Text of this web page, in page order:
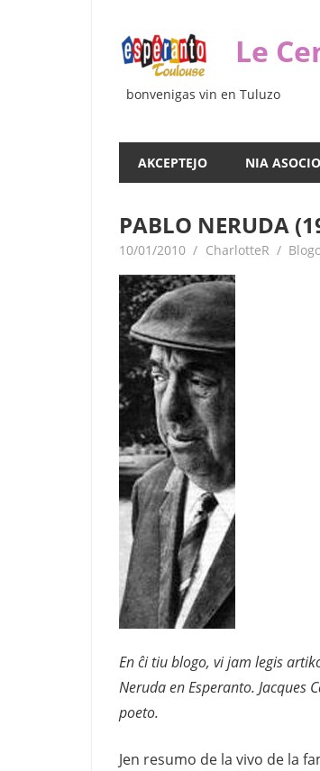
enhavo
Le
bonvenigas vin en Tuluzo
AKCEPTEJO NIA ASOCIO
PABLO NERUDA
10/01/2010 CharlotteR
En ĉi tiu blogo, vi jam legis
Neruda en Esperanto. Jacques
poeto.
Jen resumo de la vivo de la